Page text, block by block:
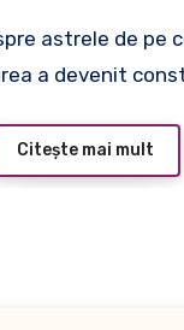
a devenit
Citește mai mult